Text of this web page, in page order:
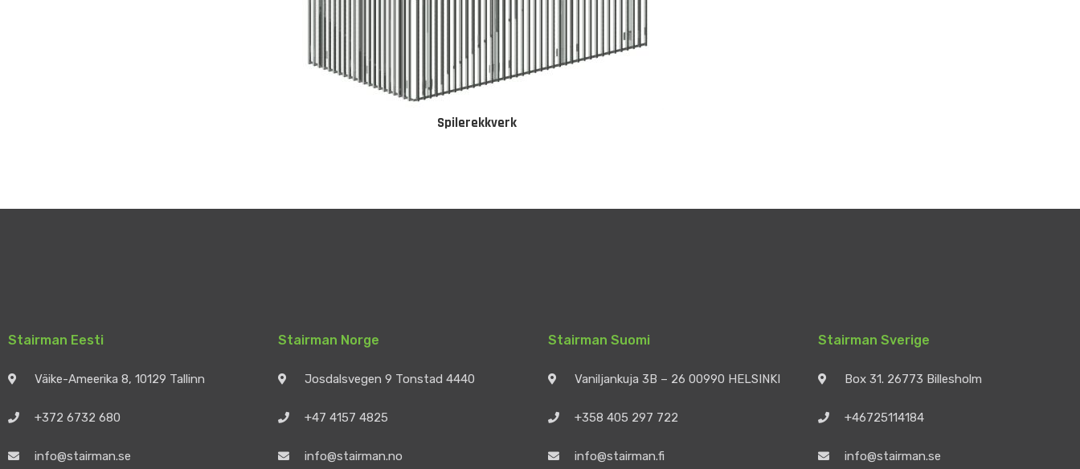
Spilerekkverk
Stairman Eesti
Väike-Ameerika 8, 10129 Tallinn
+372 6732 680
info@stairman.se
Stairman Norge
Josdalsvegen 9 Tonstad 4440
+47 4157 4825
info@stairman.no
Stairman Suomi
Vaniljankuja 3B – 26 00990 HELSINKI
+358 405 297 722
info@stairman.fi
Stairman Sverige
Box 31. 26773 Billesholm
+46725114184
info@stairman.se